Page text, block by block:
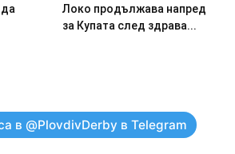
да
Локо продължава напред
за Купата след здрава...
в @PlovdivDerby в Telegram